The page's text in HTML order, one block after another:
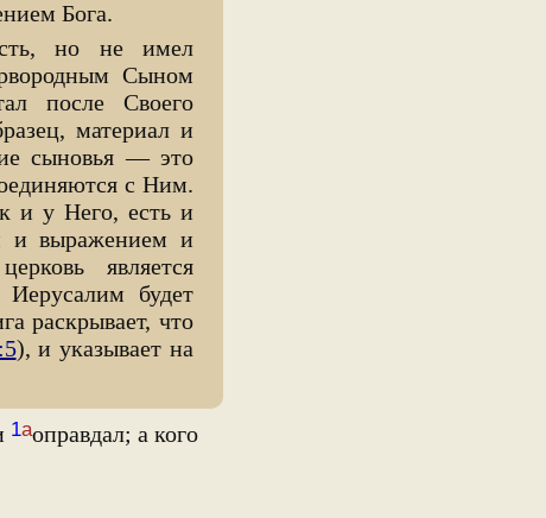
Бога.
но не имел
Сыном
после Своего
материал и
сыновья — это
с Ним.
и у Него, есть и
и выражением и
является
будет
раскрывает, что
), и указывает на
1аоправдал; а кого